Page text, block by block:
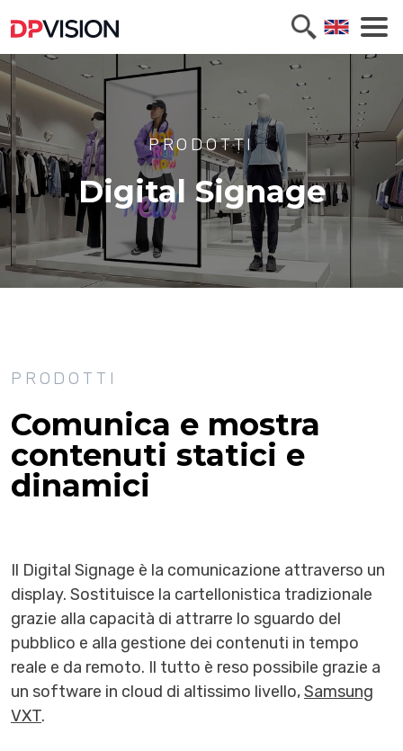
PRODOTTI
Digital Signage
PRODOTTI
Comunica e mostra
contenuti statici e
dinamici
Il Digital Signage è la comunicazione attraverso un
display. Sostituisce la cartellonistica tradizionale
grazie alla capacità di attrarre lo sguardo del
pubblico e alla gestione dei contenuti in tempo
reale e da remoto. Il tutto è reso possibile grazie a
un software in cloud di altissimo livello,Samsung
VXT.